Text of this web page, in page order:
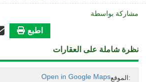
مشاركة بواسطة
اطبع
نظرة شاملة على العقارات
الموقع: Open in Google Maps